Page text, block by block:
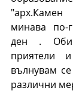
минава по-
ден .
приятели
вълнувам
различни